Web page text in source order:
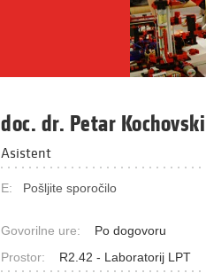
doc. dr. Petar Kochovski
Asistent
E: Pošljite sporočilo
Govorilne ure:
Po dogovoru
Prostor:
R2.42 - Laboratorij LPT